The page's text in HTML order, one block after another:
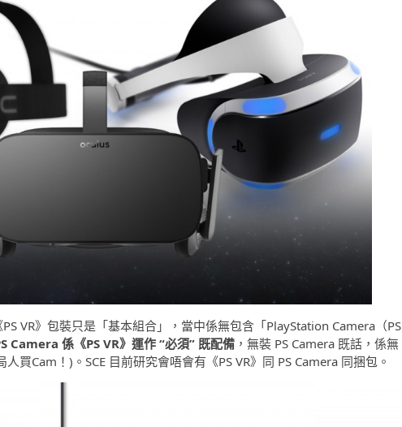
VR》包裝只是「基本組合」，當中係無包含「PlayStation Camera（PS
Camera 係《PS VR》運作 “必須” 既配備 ，無裝 PS Camera 既話，係無
買Cam！)。SCE 目前研究會唔會有《PS VR》同 PS Camera 同捆包。